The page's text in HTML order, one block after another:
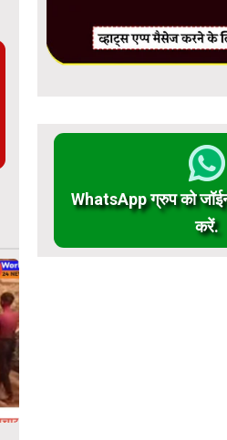
WhatsApp ग्रुप को
करें.